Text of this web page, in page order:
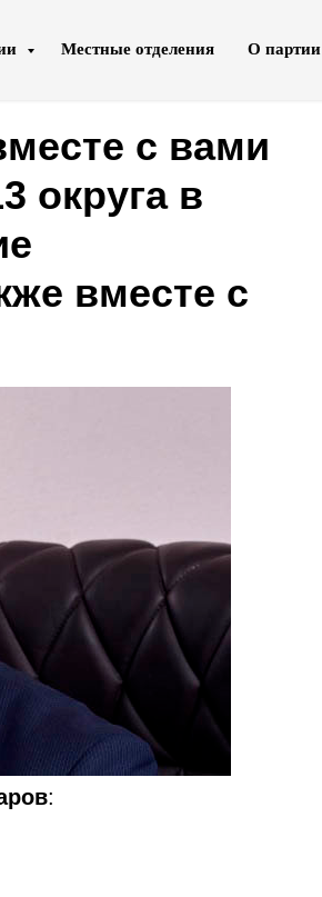
Местные отделения О партии
с вами
округа в
вместе с
: